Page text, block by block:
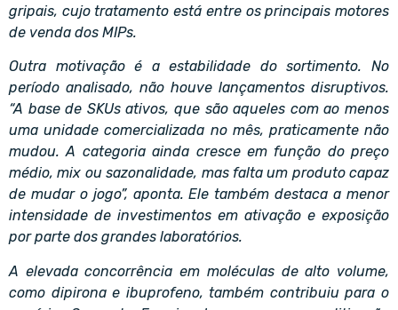
gripais, cujo tratamento está entre os principais motores
de venda dos MIPs.
Outra motivação é a estabilidade dosortimento. No
período analisado, não houve lançamentos disruptivos.
“A base de SKUs ativos, que são aqueles com ao menos
uma unidade comercializada no mês, praticamente não
mudou. A categoria ainda cresce em função do preço
médio, mix ou sazonalidade, mas falta um produto capaz
de mudar o jogo”, aponta. Ele também destaca a menor
intensidade de investimentos em ativação e exposição
por parte dos grandes laboratórios.
A elevada concorrência em moléculas de alto volume,
como dipirona e ibuprofeno, também contribuiu para o